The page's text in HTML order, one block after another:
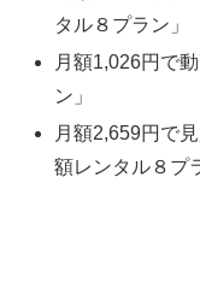
タル８プラン」
月額1,026円で
ン」
月額2,659円で
額レンタル８プ